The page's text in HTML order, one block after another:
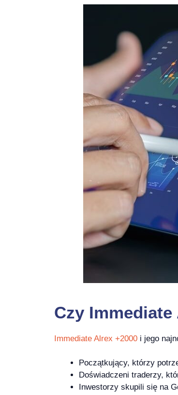
Czy Immediate
Immediate Alrex +2000 i jego
Początkujący, którzy
Doświadczeni traderzy,
Inwestorzy skupili się na